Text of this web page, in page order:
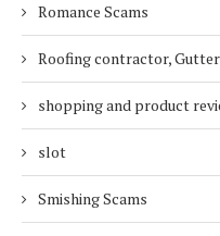
Romance Scams
Roofing contractor,
shopping and product
slot
Smishing Scams